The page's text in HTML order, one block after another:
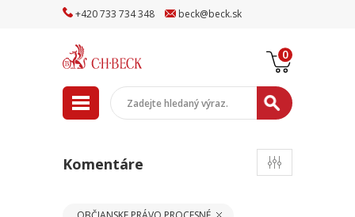
+420733 734348 beck@beck.sk
0
Komentáre